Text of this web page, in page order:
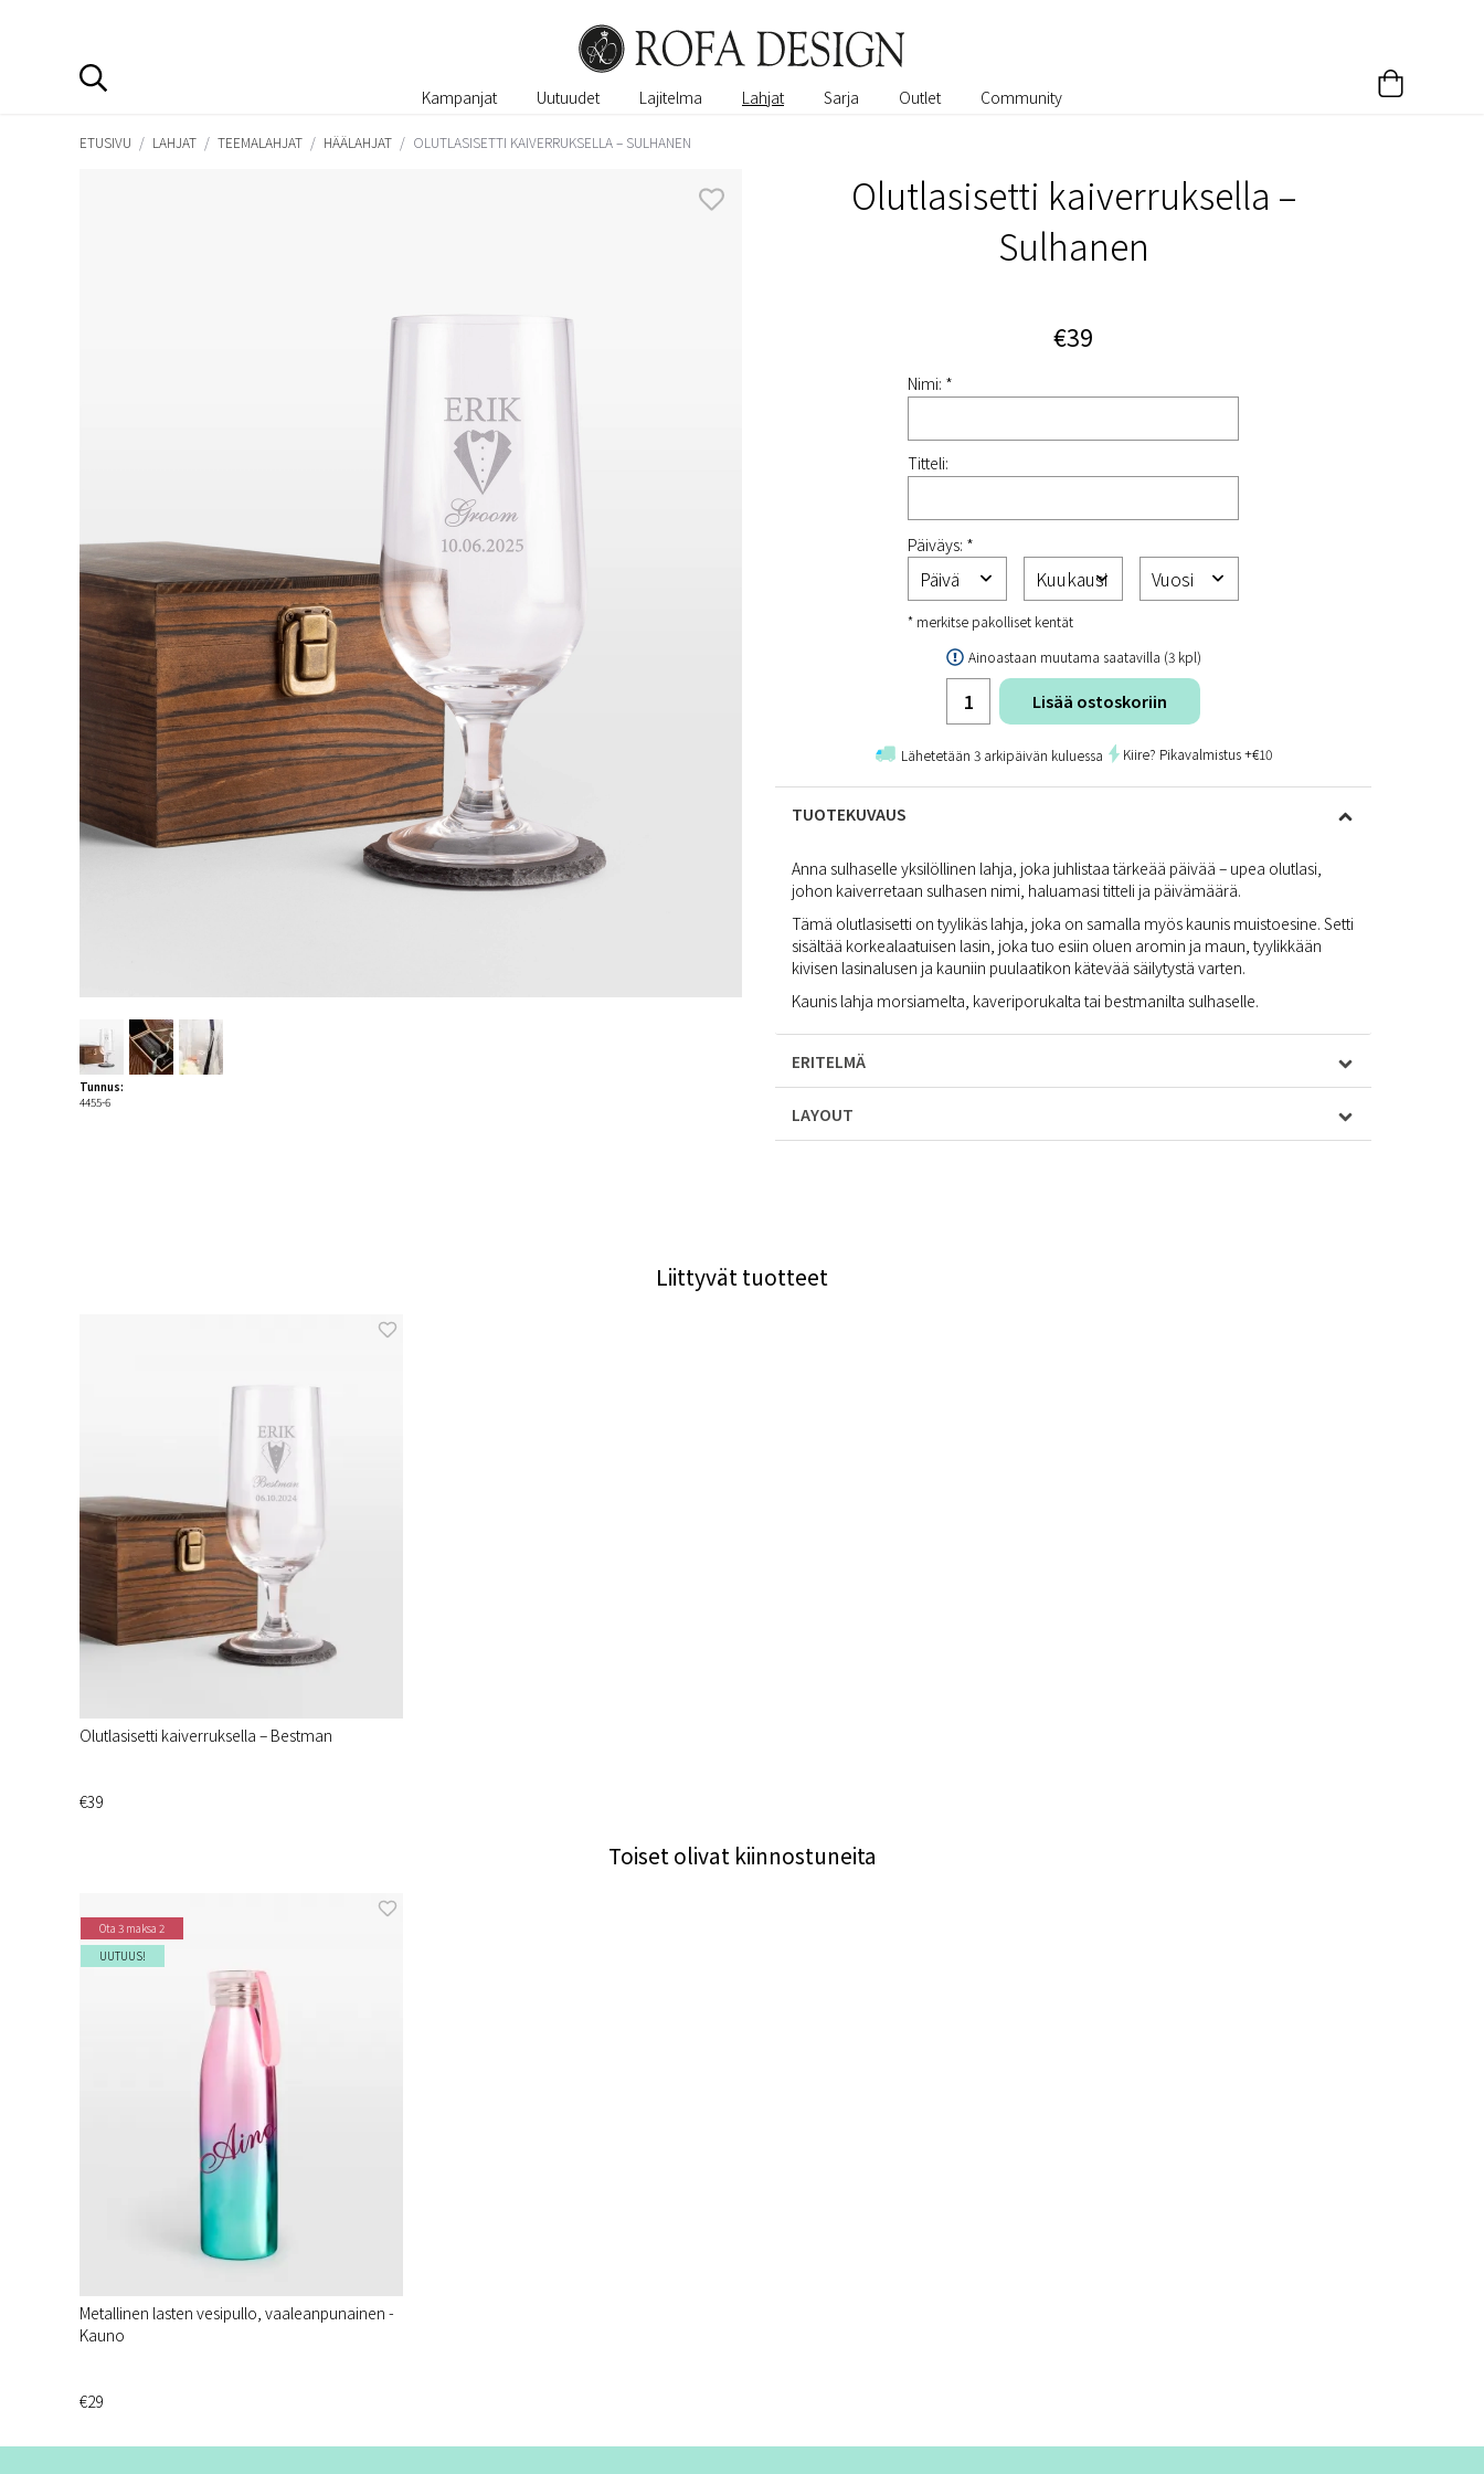
Kampanjat Uutuudet Lajitelma Lahjat Sarja Outlet Community
ETUSIVU / LAHJAT / TEEMALAHJAT / HÄÄLAHJAT / OLUTLASISETTI KAIVERRUKSELLA – SULHANEN
Olutlasisetti kaiverruksella –
Sulhanen
€39
Nimi: *
Titteli:
Päiväys: *
* merkitse pakolliset kentät
Ainoastaan muutama saatavilla (3 kpl)
Lisää ostoskoriin
Lähetetään 3 arkipäivän kuluessa Kiire? Pikavalmistus +€10
TUOTEKUVAUS
Anna sulhaselle yksilöllinen lahja, joka juhlistaa tärkeää päivää – upea olutlasi,
johon kaiverretaan sulhasen nimi, haluamasi titteli ja päivämäärä.
Tämä olutlasisetti on tyylikäs lahja, joka on samalla myös kaunis muistoesine. Setti
sisältää korkealaatuisen lasin, joka tuo esiin oluen aromin ja maun, tyylikkään
kivisen lasinalusen ja kauniin puulaatikon kätevää säilytystä varten.
Kaunis lahja morsiamelta, kaveriporukalta tai bestmanilta sulhaselle.
ERITELMÄ
LAYOUT
Tunnus:
4455-6
Liittyvät tuotteet
Olutlasisetti kaiverruksella – Bestman
€39
Toiset olivat kiinnostuneita
Ota 3 maksa 2
UUTUUS!
Metallinen lasten vesipullo, vaaleanpunainen -
Kauno
€29